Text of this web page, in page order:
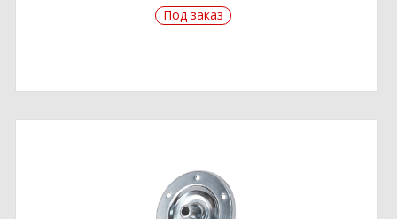
Под заказ